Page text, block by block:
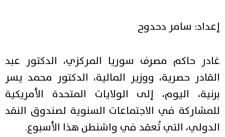
إعداد: سامر دحدوح
غادر حاكم مصرف سوريا المركزي، الدكتور عبد
القادر حصرية، ووزير المالية، الدكتور محمد يسر
برنية، اليوم، إلى الولايات المتحدة الأمريكية
للمشاركة في الاجتماعات السنوية لصندوق النقد
الدولي، التي تُعقد في واشنطن هذا الأسبوع.